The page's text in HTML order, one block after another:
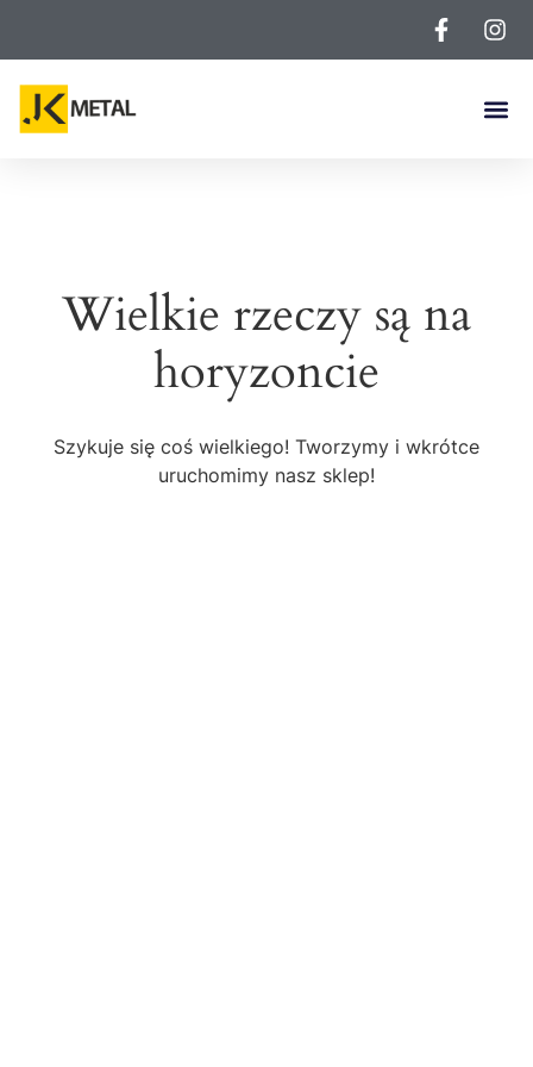
Wielkie rzeczy są na
horyzoncie
Szykuje się coś wielkiego! Tworzymy i wkrótce
uruchomimy nasz sklep!